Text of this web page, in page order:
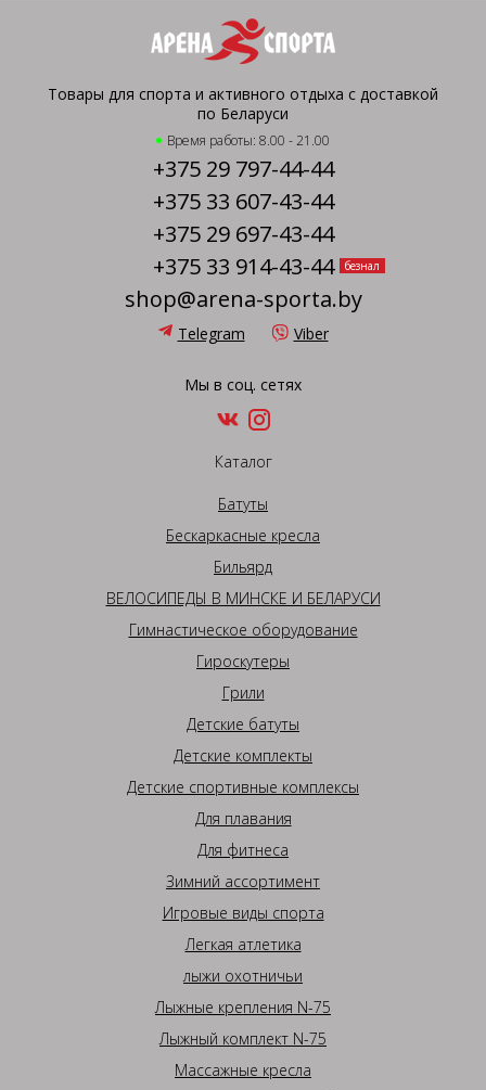
Товары для спорта и активного отдыха с доставкой
по Беларуси
Время работы: 8.00 - 21.00
+375 29 797-44-44
+375 33 607-43-44
+375 29 697-43-44
+375 33 914-43-44
безнал
shop@arena-sporta.by
Telegram Viber
Мы в соц. сетях
Каталог
Батуты
Бескаркасные кресла
Бильярд
ВЕЛОСИПЕДЫ В МИНСКЕ И БЕЛАРУСИ
Гимнастическое оборудование
Гироскутеры
Грили
Детские батуты
Детские комплекты
Детские спортивные комплексы
Для плавания
Для фитнеса
Зимний ассортимент
Игровые виды спорта
Легкая атлетика
лыжи охотничьи
Лыжные крепления N-75
Лыжный комплект N-75
Массажные кресла